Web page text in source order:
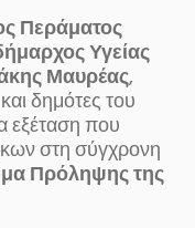
Περάματος
Υγείας
Μαυρέας,
δημότες του
εξέταση που
στη σύγχρονη
Πρόληψης της